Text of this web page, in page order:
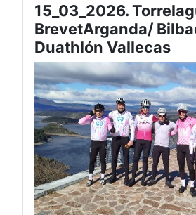
15_03_2026.
BrevetArganda/
Duathlón Vallecas